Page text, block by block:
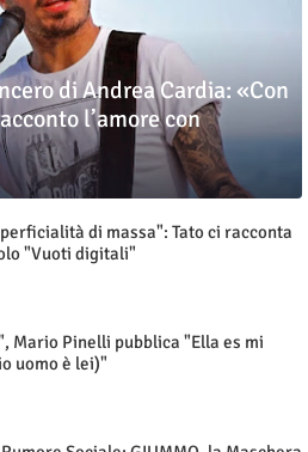
di Andrea Cardia: «Con
l’amore con
di massa": Tato ci racconta
"Vuoti digitali"
Mario Pinelli pubblica "Ella es mi
uomo è lei)"